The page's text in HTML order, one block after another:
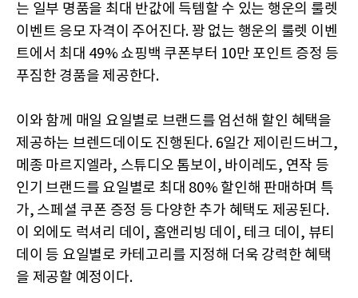
는 일부 명품을 최대 반값에 득템할 수 있는 행운의 룰렛
이벤트 응모 자격이 주어진다. 꽝 없는 행운의 룰렛 이벤
트에서 최대 49% 쇼핑백 쿠폰부터 10만 포인트 증정 등
푸짐한 경품을 제공한다.
이와 함께 매일 요일별로 브랜드를 엄선해 할인 혜택을
제공하는 브렌드데이도 진행된다. 6일간 제이린드버그,
메종 마르지엘라, 스튜디오 톰보이, 바이레도, 연작 등
인기 브랜드를 요일별로 최대 80% 할인해 판매하며 특
가, 스페셜 쿠폰 증정 등 다양한 추가 혜택도 제공된다.
이 외에도 럭셔리 데이, 홈앤리빙 데이, 테크 데이, 뷰티
데이 등 요일별로 카테고리를 지정해 더욱 강력한 혜택
을 제공할 예정이다.